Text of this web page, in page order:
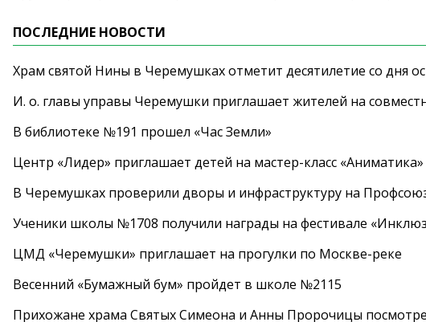
ПОСЛЕДНИЕ НОВОСТИ
Храм святой Нины в Черемушках отметит десятилетие со дня
И. о. главы управы Черемушки приглашает жителей на
В библиотеке №191 прошел «Час Земли»
Центр «Лидер» приглашает детей на мастер-класс «Аниматика»
В Черемушках проверили дворы и инфраструктуру на
Ученики школы №1708 получили награды на фестивале
ЦМД «Черемушки» приглашает на прогулки по Москве-реке
Весенний «Бумажный бум» пройдет в школе №2115
Прихожане храма Святых Симеона и Анны Пророчицы